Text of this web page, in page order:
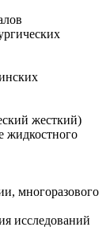
жесткий)
жидкостного
многоразового
исследований